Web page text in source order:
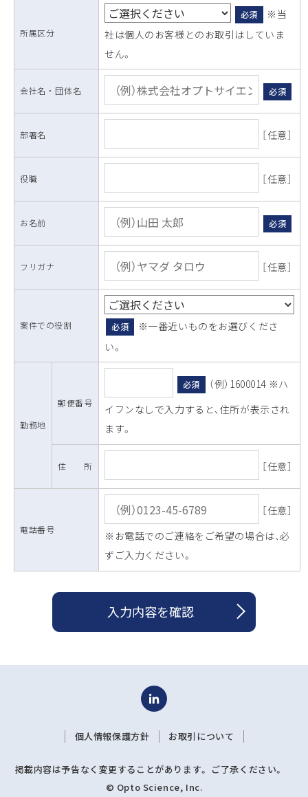
所属区分
必須
※当
社は個人のお客様とのお取引はしていま
せん。
会社名 ・ 団体名 必須
部署名 ［任意］
役職 ［任意］
お名前 必須
フリガナ ［任意］
案件での役割 必須
※一番近いものをお選びくださ
い。
勤務地
郵便番号
必須
（例）1600014 ※ハ
イフンなしで入力すると、住所が表示され
ます。
住 所 ［任意］
電話番号
［任意］
※お電話でのご連絡をご希望の場合は、必
ずご入力ください。
入力内容を確認
個人情報保護方針 お取引について
掲載内容は予告なく変更することがあります。 ご了承ください。
© Opto Science, Inc.